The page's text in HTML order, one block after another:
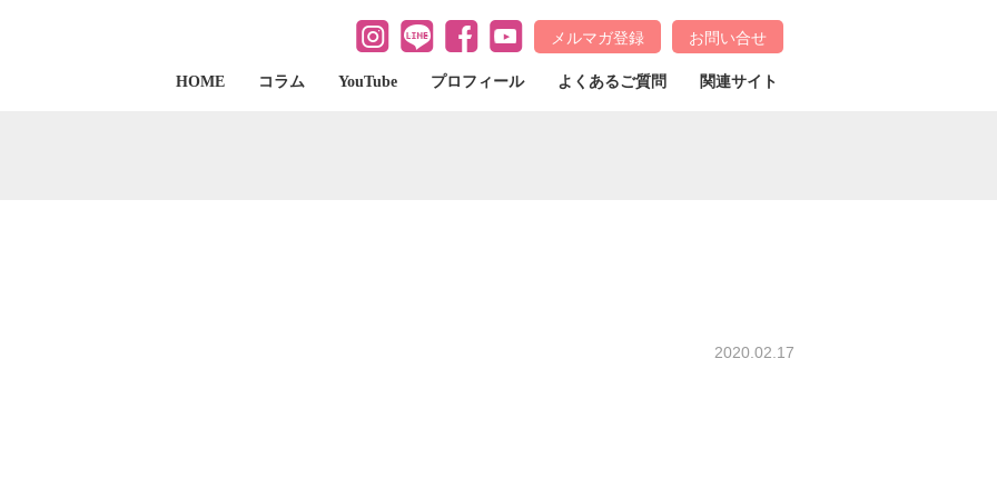
メルマガ登録 お問い合せ
HOME コラム YouTube プロフィール よくあるご質問 関連サイト
2020.02.17